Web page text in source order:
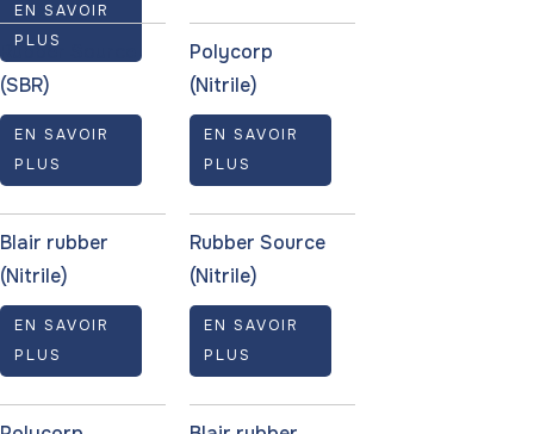
EN SAVOIR
PLUS
Rubber Source
(SBR)
EN SAVOIR
PLUS
Polycorp
(Nitrile)
EN SAVOIR
PLUS
Blair rubber
(Nitrile)
EN SAVOIR
PLUS
Rubber Source
(Nitrile)
EN SAVOIR
PLUS